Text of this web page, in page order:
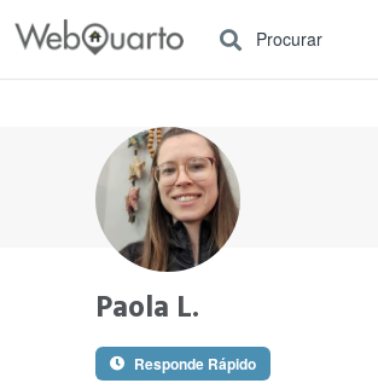
Procurar
Paola L.
Responde Rápido